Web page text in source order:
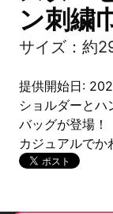
ン刺繍
サイズ：約
提供開始日:
ショルダーと
バッグが登場！
カジュアルでか